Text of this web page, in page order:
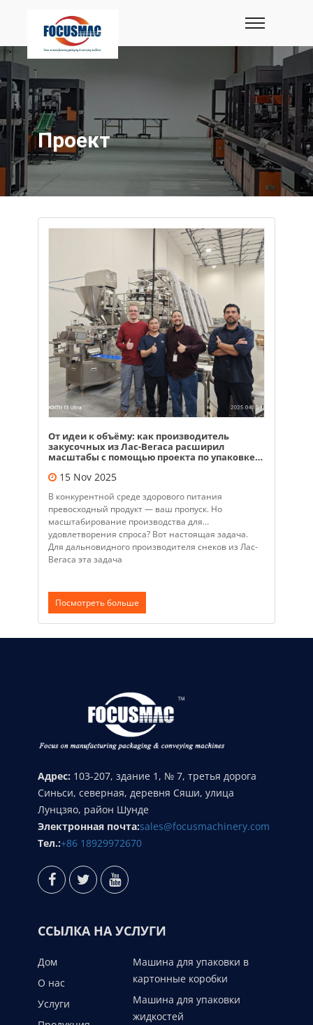
Проект
От идеи к объёму: как производитель
закусочных из Лас-Вегаса расширил
масштабы с помощью проекта по упаковке
15 Nov 2025
В конкурентной среде здорового питания
превосходный продукт — ваш пропуск. Но
масштабирование производства для
удовлетворения спроса? Вот настоящая задача.
Для дальновидного производителя снеков из Лас-
Вегаса эта задача
Посмотреть больше
Адрес: 103-207, здание 1, № 7, третья дорога
Синьси, северная, деревня Сяши, улица
Лунцзяо, район Шунде
Электронная почта:sales@focusmachinery.com
Тел.:+86 18929972670
ССЫЛКА НА УСЛУГИ
Дом
О нас
Услуги
Машина для упаковки в
картонные коробки
Машина для упаковки
жидкостей